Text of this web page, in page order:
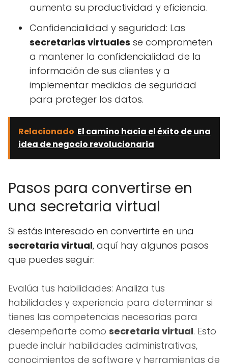
aumenta su productividad y eficiencia.
Confidencialidad y seguridad: Las
secretarias virtuales se comprometen
a mantener la confidencialidad de la
información de sus clientes y a
implementar medidas de seguridad
para proteger los datos.
Relacionado El camino hacia el éxito de una
idea de negocio revolucionaria
Pasos para convertirse en
una secretaria virtual
Si estás interesado en convertirte en una
secretaria virtual, aquí hay algunos pasos
que puedes seguir:
Evalúa tus habilidades: Analiza tus
habilidades y experiencia para determinar si
tienes las competencias necesarias para
desempeñarte como secretaria virtual. Esto
puede incluir habilidades administrativas,
conocimientos de software y herramientas de